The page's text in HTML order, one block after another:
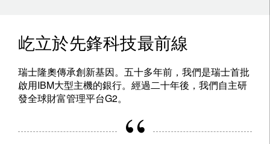
屹立於先鋒科技最前線
瑞士隆奧傳承創新基因。五十多年前，我們是瑞士首批
啟用IBM大型主機的銀行。經過二十年後，我們自主研
發全球財富管理平台G2。